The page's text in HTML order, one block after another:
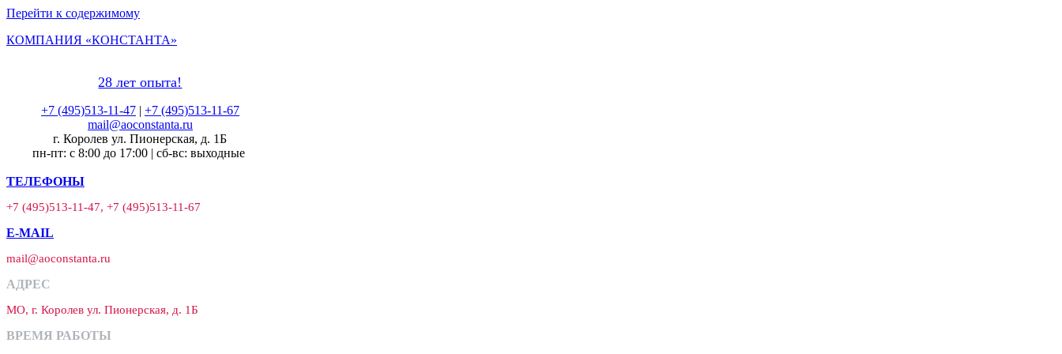
Перейти к содержимому
КОМПАНИЯ «КОНСТАНТА»
28 лет опыта!
+7 (495)513-11-47| +7 (495)513-11-67
mail@aoconstanta.ru
г. Королев ул. Пионерская, д. 1Б
пн-пт: с 8:00 до 17:00 | сб-вс: выходные
ТЕЛЕФОНЫ
+7 (495)513-11-47, +7 (495)513-11-67
E-MAIL
mail@aoconstanta.ru
АДРЕС
МО, г. Королев ул. Пионерская, д. 1Б
ВРЕМЯ РАБОТЫ